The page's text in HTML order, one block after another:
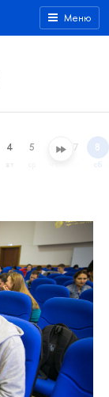
Меню
4 5 6 7 8
сб